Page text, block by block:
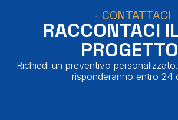
- CONTATTACI
RACCONTACI
Richiedi un preventivo
risponderanno entro 24